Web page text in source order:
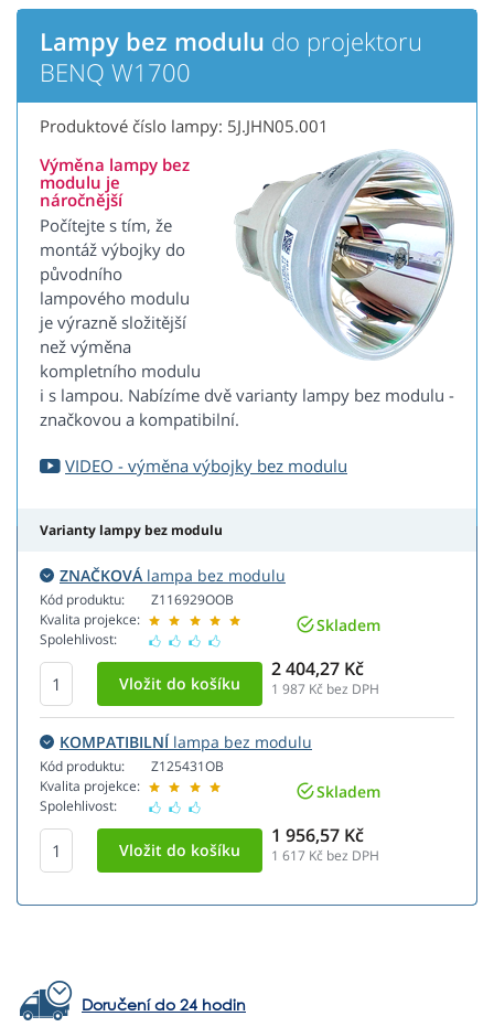
Lampy bez modulu do projektoru
BENQ W1700
Produktové číslo lampy: 5J.JHN05.001
Výměna lampy bez
modulu je
náročnější
Počítejte s tím, že
montáž výbojky do
původního
lampového modulu
je výrazně složitější
než výměna
kompletního modulu
i s lampou. Nabízíme dvě varianty lampy bez modulu -
značkovou a kompatibilní.
VIDEO - výměna výbojky bez modulu
Varianty lampy bez modulu
ZNAČKOVÁ lampa bez modulu
Kód produktu:
Kvalita projekce:
Spolehlivost:
Z116929OOB
Skladem
2 404,27 Kč
1 987 Kč bez DPH
KOMPATIBILNÍlampa bez modulu
Kód produktu:
Kvalita projekce:
Spolehlivost:
Z125431OB
Skladem
1 956,57 Kč
1 617 Kč bez DPH
Doručení do 24 hodin